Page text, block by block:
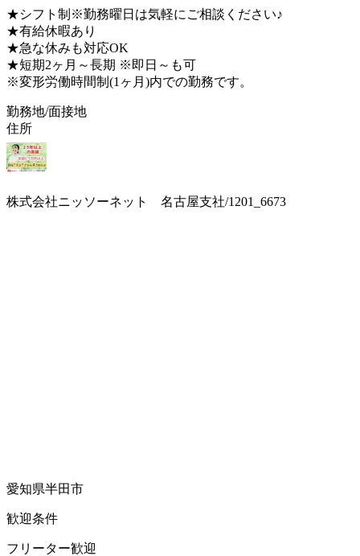
★シフト制※勤務曜日は気軽にご相談ください♪
★有給休暇あり
★急な休みも対応OK
★短期2ヶ月～長期 ※即日～も可
※変形労働時間制(1ヶ月)内での勤務です。
勤務地/面接地
住所
株式会社ニッソーネット 名古屋支社/1201_6673
愛知県半田市
歓迎条件
フリーター歓迎